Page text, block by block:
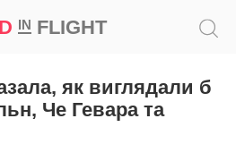
INFLIGHT
як виглядали б
Че Гевара та